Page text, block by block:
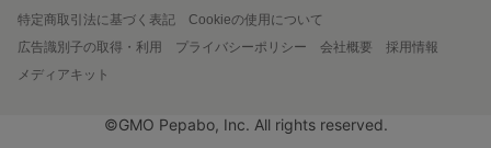
特定商取引法に基づく表記
Cookieの使用について
広告識別子の取得・利用
プライバシーポリシー 会社概要
採用情報
メディアキット
©GMO Pepabo, Inc. All rights reserved.